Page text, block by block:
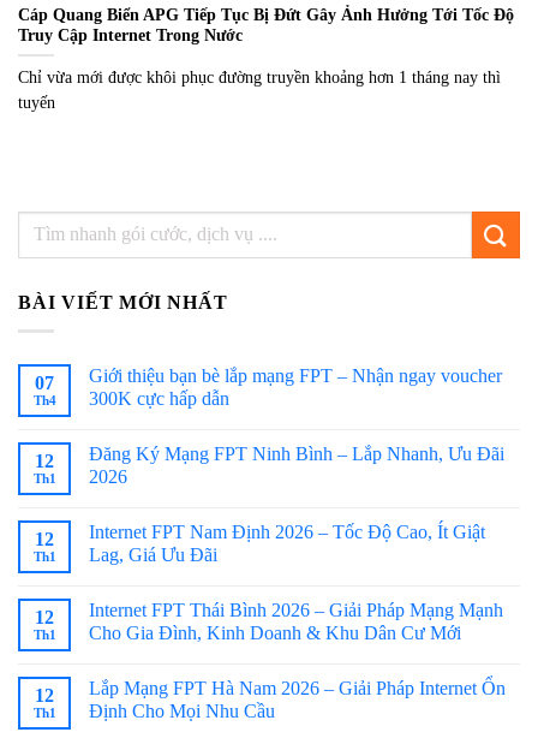
Cáp Quang Biển APG Tiếp Tục Bị Đứt Gây Ảnh Hưởng Tới Tốc Độ
Truy Cập Internet Trong Nước
Chỉ vừa mới được khôi phục đường truyền khoảng hơn 1 tháng nay thì
tuyến
BÀI VIẾT MỚI NHẤT
07
Th4
Giới thiệu bạn bè lắp mạng FPT – Nhận ngay voucher
300K cực hấp dẫn
12
Th1
Đăng Ký Mạng FPT Ninh Bình – Lắp Nhanh, Ưu Đãi
2026
12
Th1
Internet FPT Nam Định 2026 – Tốc Độ Cao, Ít Giật
Lag, Giá Ưu Đãi
12
Th1
Internet FPT Thái Bình 2026 – Giải Pháp Mạng Mạnh
Cho Gia Đình, Kinh Doanh & Khu Dân Cư Mới
12
Th1
Lắp Mạng FPT Hà Nam 2026 – Giải Pháp Internet Ổn
Định Cho Mọi Nhu Cầu